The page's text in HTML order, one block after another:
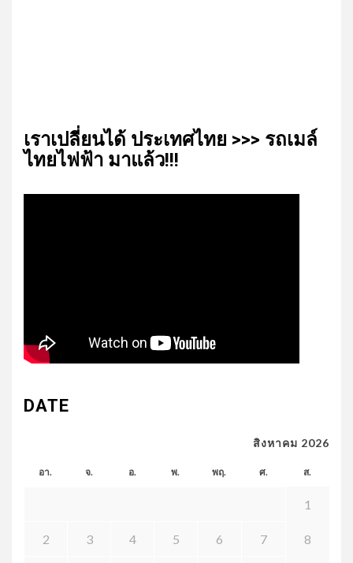
เรา​เปลี่ยน​ได้​ ประเทศ​ไทย​ >>> รถเมล์​
ไทย​ไฟฟ้า​ มาแล้ว!!!
DATE
สิงหาคม 2026
อา. จ. อ. พ. พฤ. ศ. ส.
1
2 3 4 5 6 7 8